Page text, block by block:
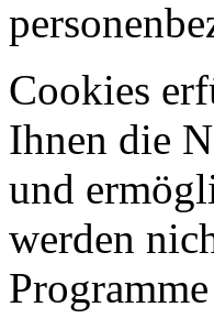
Cookies
Ihnen die
und
werden